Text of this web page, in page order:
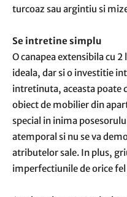
turcoaz sau argintiu si
Se intretine simplu
O canapea extensibila cu
ideala, dar si o investitie
intretinuta, aceasta poate
obiect de mobilier din
special in inima
atemporal si nu se va
atributelor sale. In plus,
imperfectiunile de orice